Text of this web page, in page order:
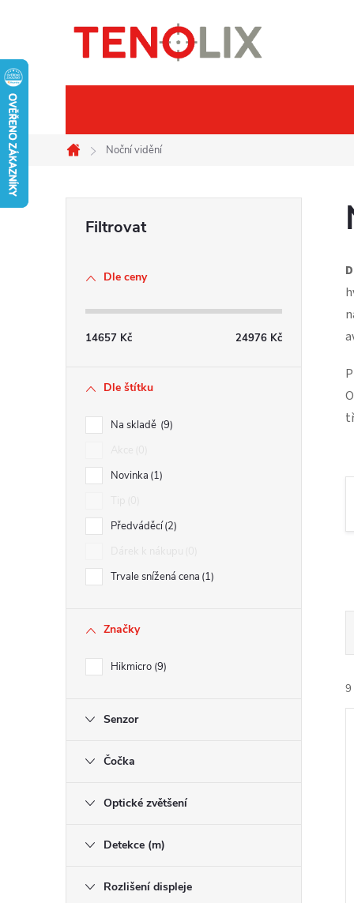
Domů
Noční vidění
Dle ceny
14657 Kč 24976 Kč
Dle štítku
Na skladě 9
Novinka 1
Předváděcí 2
Trvale snížená cena 1
Značky
Hikmicro 9
Senzor
Čočka
Optické zvětšení
Detekce (m)
Rozlišení displeje
9